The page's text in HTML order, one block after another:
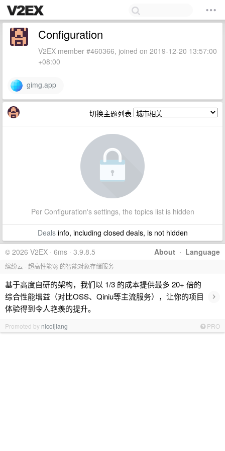
Configuration
V2EX member #460366, joined on 2019-12-20 13:57:00
+08:00
gimg.app
切换主题列表
Per Configuration's settings, the topics list is hidden
Dealsinfo, including closed deals, is not hidden
About · Language
© 2026 V2EX · 6ms · 3.9.8.5
缤纷云 - 超高性能🚀 的智能对象存储服务
基于高度自研的架构，我们以 1/3 的成本提供最多 20+ 倍的
综合性能增益（对比OSS、Qiniu等主流服务），让你的项目
体验得到令人艳羡的提升。
›
Promoted by nicoljiang PRO